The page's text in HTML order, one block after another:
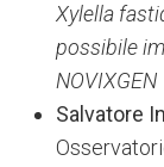
Xylella
possibile
NOVIXGEN
Salvatore